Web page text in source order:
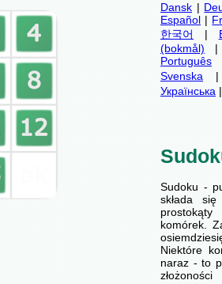
Dansk |
Español |
한국어
|
(bokmål)
Português
Svenska
Українська
Sudoku -
składa
komórek.
Niektóre
naraz - to